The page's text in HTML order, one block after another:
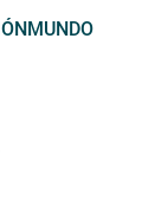
MUNDO